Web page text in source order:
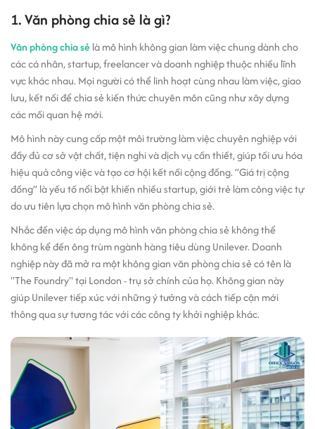
1. Văn phòng chia sẻ là gì?
Văn phòng chia sẻlà mô hình không gian làm việc chung dành cho
các cá nhân, startup, freelancer và doanh nghiệp thuộc nhiều lĩnh
vực khác nhau. Mọi người có thể linh hoạt cùng nhau làm việc, giao
lưu, kết nối để chia sẻ kiến thức chuyên môn cũng như xây dựng
các mối quan hệ mới.
Mô hình này cung cấp một môi trường làm việc chuyên nghiệp với
đầy đủ cơ sở vật chất, tiện nghi và dịch vụ cần thiết, giúp tối ưu hóa
hiệu quả công việc và tạo cơ hội kết nối cộng đồng. “Giá trị cộng
đồng” là yếu tố nổi bật khiến nhiều startup, giới trẻ làm công việc tự
do ưu tiên lựa chọn mô hình văn phòng chia sẻ.
Nhắc đến việc áp dụng mô hình văn phòng chia sẻ không thể
không kể đến ông trùm ngành hàng tiêu dùng Unilever. Doanh
nghiệp này đã mở ra một không gian văn phòng chia sẻ có tên là
"The Foundry" tại London - trụ sở chính của họ. Không gian này
giúp Unilever tiếp xúc với những ý tưởng và cách tiếp cận mới
thông qua sự tương tác với các công ty khởi nghiệp khác.